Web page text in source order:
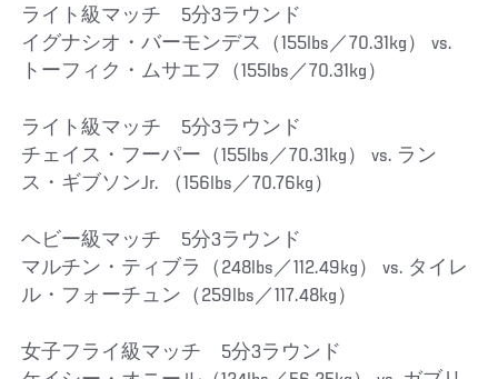
ライト級マッチ 5分3ラウンド
イグナシオ・バーモンデス（155lbs／70.31kg） vs.
トーフィク・ムサエフ（155lbs／70.31kg）
ライト級マッチ 5分3ラウンド
チェイス・フーパー（155lbs／70.31kg） vs. ラン
ス・ギブソンJr. （156lbs／70.76kg）
ヘビー級マッチ 5分3ラウンド
マルチン・ティブラ（248lbs／112.49kg） vs. タイレ
ル・フォーチュン（259lbs／117.48kg）
女子フライ級マッチ 5分3ラウンド